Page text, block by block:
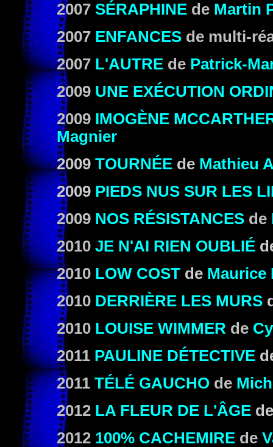
2007 SÉRAPHINE de Martin
2007 ENFANCES de multi-
2007 L'AUTRE de Patrick-
2009 UNE EXÉCUTION
2009 IMOGÈNE
Magnier
2009 TOURNÉE de Mathieu
2009 PIEDS NUS SUR LES
2009 NOS RÉSISTANCES de
2010 JE N'AI RIEN OUBLIÉ
2010 LOW COST de Maurice
2010 DERRIÈRE LES MURS
2010 LOUISE WIMMER de
2011 PAULINE DÉTECTIVE
2011 TÉLÉ GAUCHO de
2012 LA FLEUR DE L'ÂGE
2012 100% CACHEMIRE de